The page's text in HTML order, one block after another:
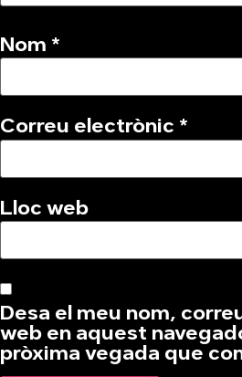
Nom *
Correu electrònic *
Lloc web
Desa el meu nom,
web en aquest
pròxima vegada que